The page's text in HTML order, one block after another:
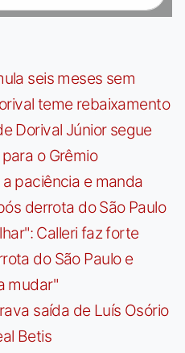
seis meses sem
teme rebaixamento
Dorival Júnior segue
o Grêmio
paciência e manda
derrota do São Paulo
Calleri faz forte
do São Paulo e
mudar"
saída de Luís Osório
Betis